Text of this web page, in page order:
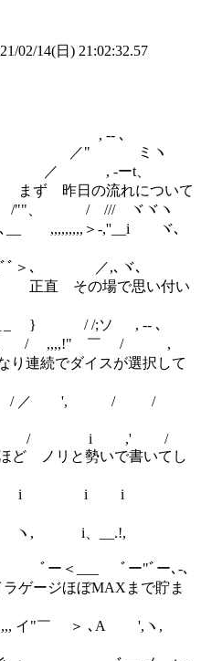
02/14(日) 21:02:32.57
､
ヽ
t、
流れについて
ヾヾヽ
＞-,''__i ヾ､
､ ／,､ヾ､
場で思い付い
ソ , -- ､
￣ / ,
ダイスが選択して
', / /
i ,' /
勢いで書いてし
i i i
i、__.!,
___ ﾞー"ﾞー､-､
ジほぼMAXまで貯ま
"￣ ＞ ､A ',ヽ,